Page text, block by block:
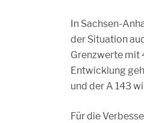
In Sachsen-
der Situation
Grenzwerte mit
Entwicklung
und der A 143
Für die